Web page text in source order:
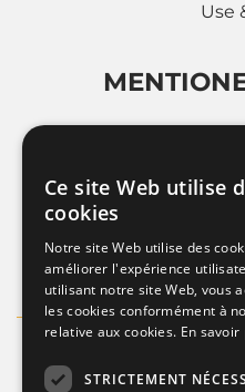
Use
Politique
Ce site Web utilise
cookies
Notre site Web utilise des
améliorer l'expérience
utilisant notre site Web, vous
les cookies conformément à
relative aux cookies. En savoir
STRICTEMENT